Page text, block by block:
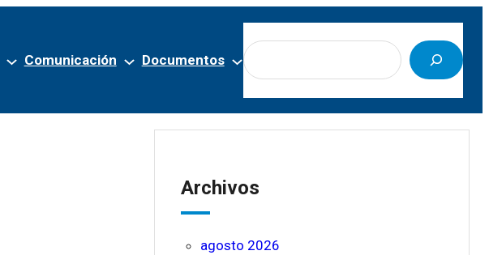
Comunicación Documentos
Buscar
Archivos
agosto 2026